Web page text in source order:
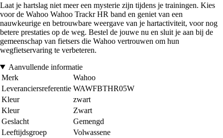
Laat je hartslag niet meer een mysterie zijn tijdens je trainingen. Kies
voor de Wahoo Wahoo Trackr HR band en geniet van een
nauwkeurige en betrouwbare weergave van je hartactiviteit, voor nog
betere prestaties op de weg. Bestel de jouwe nu en sluit je aan bij de
gemeenschap van fietsers die Wahoo vertrouwen om hun
wegfietservaring te verbeteren.
Aanvullende informatie
Merk
Wahoo
Leveranciersreferentie WAWFBTHR05W
Kleur
zwart
Kleur
Zwart
Geslacht
Gemengd
Leeftijdsgroep
Volwassene